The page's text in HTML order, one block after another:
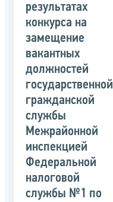
результатах
конкурса на
замещение
вакантных
должностей
государственной
гражданской
службы
Межрайонной
инспекцией
Федеральной
налоговой
службы №1 по